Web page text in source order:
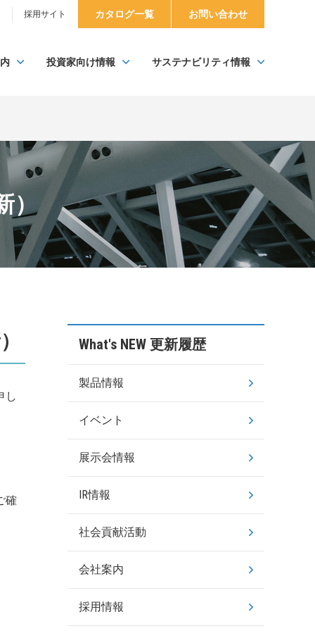
採用サイト カタログ一覧 お問い合わせ
投資家向け情報 サステナビリティ情報
）
し
確
What's NEW 更新履歴
製品情報
イベント
展示会情報
IR情報
社会貢献活動
会社案内
採用情報